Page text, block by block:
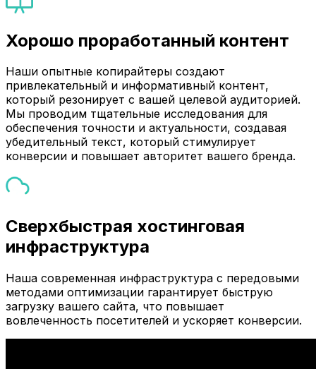
Хорошо проработанный контент
Наши опытные копирайтеры создают
привлекательный и информативный контент,
который резонирует с вашей целевой аудиторией.
Мы проводим тщательные исследования для
обеспечения точности и актуальности, создавая
убедительный текст, который стимулирует
конверсии и повышает авторитет вашего бренда.
Сверхбыстрая хостинговая
инфраструктура
Наша современная инфраструктура с передовыми
методами оптимизации гарантирует быструю
загрузку вашего сайта, что повышает
вовлеченность посетителей и ускоряет конверсии.